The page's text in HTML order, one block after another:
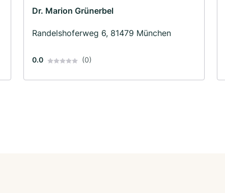
Dr. Marion Grünerbel
Randelshoferweg 6, 81479 München
0.0 (0)